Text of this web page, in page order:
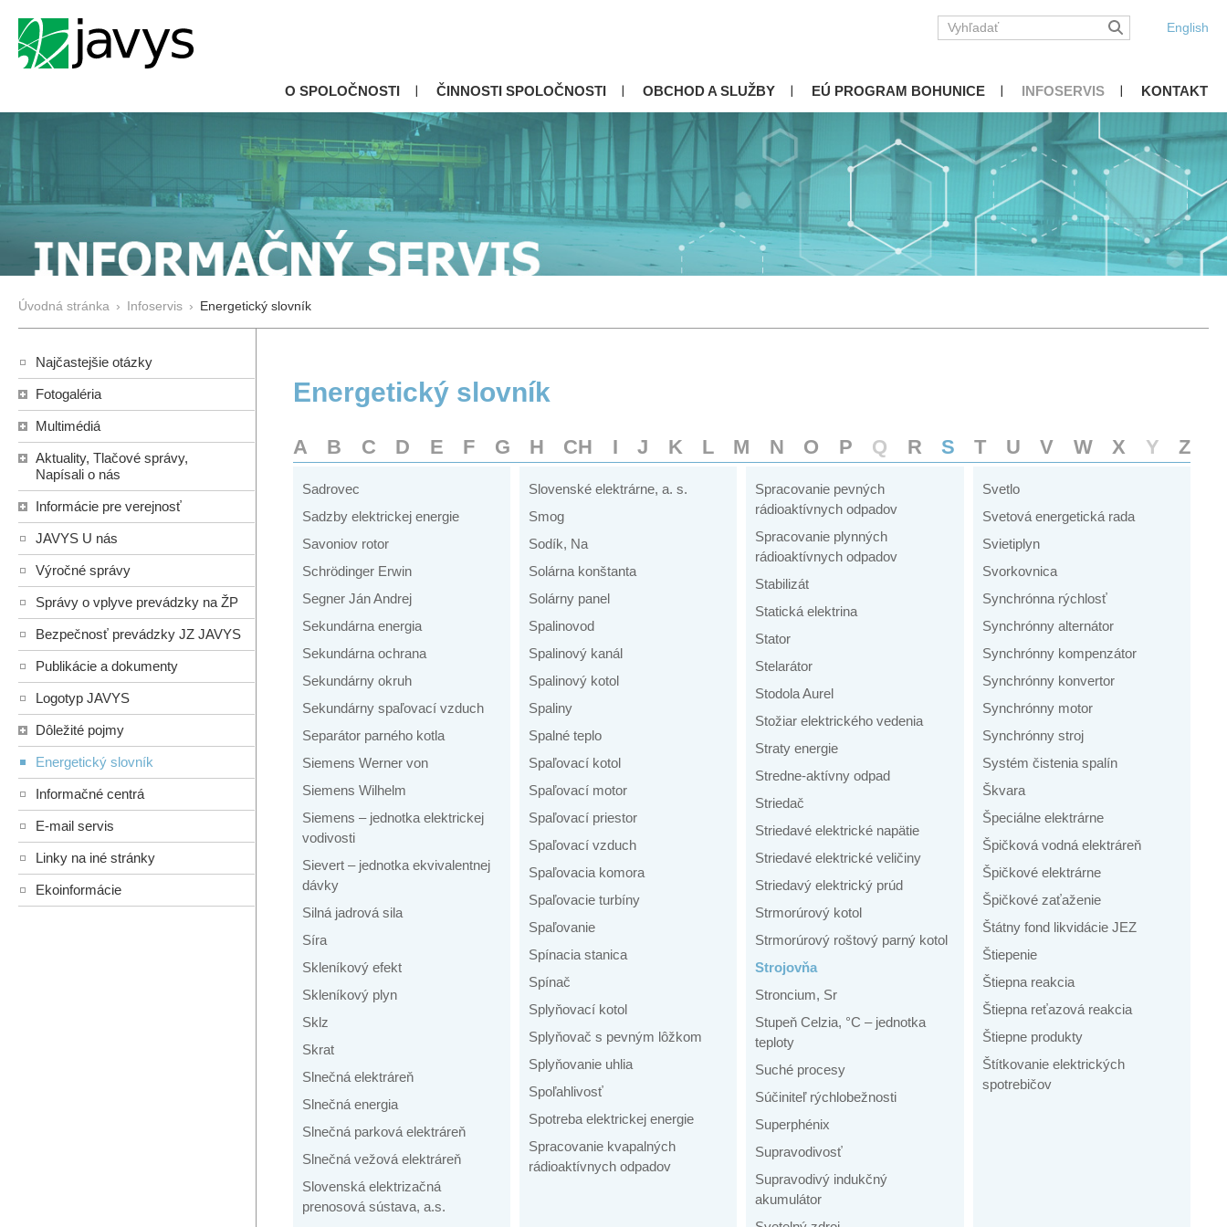
English
O SPOLOČNOSTI ČINNOSTI SPOLOČNOSTI OBCHOD A SLUŽBY EÚ PROGRAM BOHUNICE INFOSERVIS KONTAKT
Úvodná stránka › Infoservis › Energetický slovník
Najčastejšie otázky
Fotogaléria
Multimédiá
Aktuality, Tlačové správy,
Napísali o nás
Informácie pre verejnosť
JAVYS U nás
Výročné správy
Správy o vplyve prevádzky na ŽP
Bezpečnosť prevádzky JZ JAVYS
Publikácie a dokumenty
Logotyp JAVYS
Dôležité pojmy
Energetický slovník
Informačné centrá
E-mail servis
Linky na iné stránky
Ekoinformácie
Energetický slovník
A B C D E F G H CH I J K L M N O P Q R S T U V W X Y Z
Sadrovec
Sadzby elektrickej energie
Savoniov rotor
Schrödinger Erwin
Segner Ján Andrej
Sekundárna energia
Sekundárna ochrana
Sekundárny okruh
Sekundárny spaľovací vzduch
Separátor parného kotla
Siemens Werner von
Siemens Wilhelm
Siemens – jednotka elektrickej
vodivosti
Sievert – jednotka ekvivalentnej
dávky
Silná jadrová sila
Síra
Skleníkový efekt
Skleníkový plyn
Sklz
Skrat
Slnečná elektráreň
Slnečná energia
Slnečná parková elektráreň
Slnečná vežová elektráreň
Slovenská elektrizačná
prenosová sústava, a.s.
Slovenské elektrárne, a. s.
Smog
Sodík, Na
Solárna konštanta
Solárny panel
Spalinovod
Spalinový kanál
Spalinový kotol
Spaliny
Spalné teplo
Spaľovací kotol
Spaľovací motor
Spaľovací priestor
Spaľovací vzduch
Spaľovacia komora
Spaľovacie turbíny
Spaľovanie
Spínacia stanica
Spínač
Splyňovací kotol
Splyňovač s pevným lôžkom
Splyňovanie uhlia
Spoľahlivosť
Spotreba elektrickej energie
Spracovanie kvapalných
rádioaktívnych odpadov
Spracovanie pevných
rádioaktívnych odpadov
Spracovanie plynných
rádioaktívnych odpadov
Stabilizát
Statická elektrina
Stator
Stelarátor
Stodola Aurel
Stožiar elektrického vedenia
Straty energie
Stredne-aktívny odpad
Striedač
Striedavé elektrické napätie
Striedavé elektrické veličiny
Striedavý elektrický prúd
Strmorúrový kotol
Strmorúrový roštový parný kotol
Strojovňa
Stroncium, Sr
Stupeň Celzia, °C – jednotka
teploty
Suché procesy
Súčiniteľ rýchlobežnosti
Superphénix
Supravodivosť
Supravodivý indukčný
akumulátor
Svetlo
Svetová energetická rada
Svietiplyn
Svorkovnica
Synchrónna rýchlosť
Synchrónny alternátor
Synchrónny kompenzátor
Synchrónny konvertor
Synchrónny motor
Synchrónny stroj
Systém čistenia spalín
Škvara
Špeciálne elektrárne
Špičková vodná elektráreň
Špičkové elektrárne
Špičkové zaťaženie
Štátny fond likvidácie JEZ
Štiepenie
Štiepna reakcia
Štiepna reťazová reakcia
Štiepne produkty
Štítkovanie elektrických
spotrebičov